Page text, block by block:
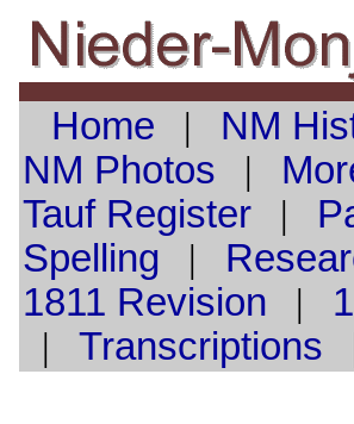
Home | NM
NM Photos |
TaufRegister|
Spelling |
1811 Revision |
| Transcriptions